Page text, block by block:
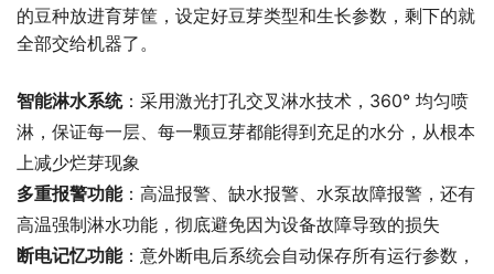
的豆种放进育芽筐，设定好豆芽类型和生长参数，剩下的就
全部交给机器了。
智能淋水系统：采用激光打孔交叉淋水技术，360° 均匀喷
淋，保证每一层、每一颗豆芽都能得到充足的水分，从根本
上减少烂芽现象
多重报警功能：高温报警、缺水报警、水泵故障报警，还有
高温强制淋水功能，彻底避免因为设备故障导致的损失
断电记忆功能：意外断电后系统会自动保存所有运行参数，